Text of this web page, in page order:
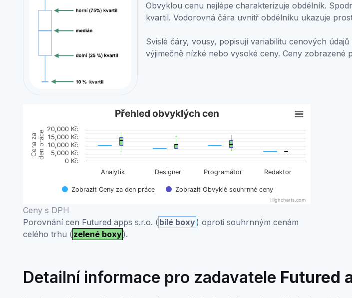
Obvyklou cenu nejlépe charakterizuje obdélník.
kvartil. Vodorovná čára uvnitř obdélníku ukazuje
Svislé čáry, vousy, popisují variabilitu cenových
výjimečně nízké nebo vysoké ceny. Ceny
Přehled obvyklých cen
Boxplot with 2 data series. Box plot charts are typically used to display groups of
View as data table, Přehled obvyklých cen
The chart has 1 X axis displaying categories.
The chart has 1 Y axis displaying Cena za den práce. Data ranges from 5575 to 17424.
Cena zaden práce
Přehled obvyklých cen
Zobrazit Ceny za den práce Zobrazit Obvyklé souhrnné ceny
Analytik Designer Programátor Redaktor
0 Kč
5,000 Kč
10,000 Kč
15,000 Kč
20,000 Kč
Highcharts.com
End of interactive chart.
Ceny s DPH
Porovnání cen Futured apps s.r.o. ( bílé boxy) oproti souhrnným cenám
celého trhu ( zelené boxy).
Detailní informace pro zadavatele Futured